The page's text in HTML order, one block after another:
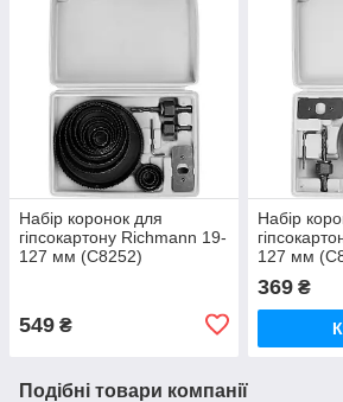
Набір коронок для
гіпсокартону Richmann 19-
127 мм (C8252)
549 ₴
Набір
127 мм
369₴
Подібні товари компанії